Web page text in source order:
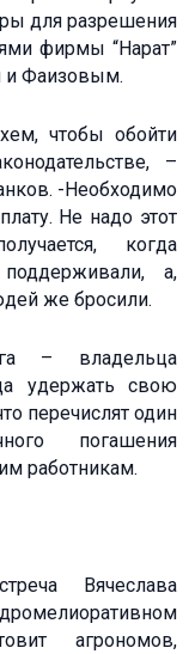
для разрешения
фирмы “Нарат”
и Фаизовым.
чтобы обойти
–
-Необходимо
Не надо этот
когда
а,
же бросили.
– владельца
удержать свою
перечислят один
погашения
работникам.
Вячеслава
агрономов,